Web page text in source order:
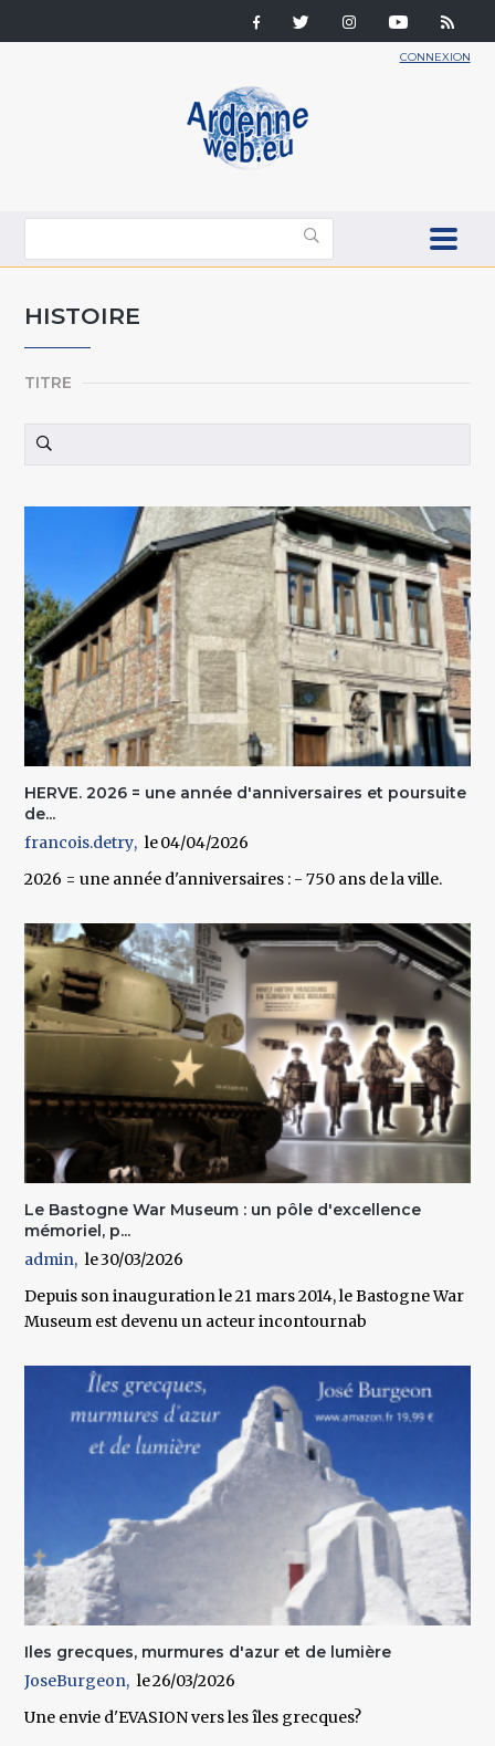
CONNEXION
HISTOIRE
TITRE
HERVE. 2026 = une année d'anniversaires et poursuite
de...
francois.detry
04/04/2026
2026 = une année d'anniversaires : - 750 ans de la ville.
Le Bastogne War Museum : un pôle d'excellence
mémoriel, p...
admin
30/03/2026
Depuis son inauguration le 21 mars 2014, le Bastogne War
Museum est devenu un acteur incontournab
Iles grecques, murmures d'azur et de lumière
JoseBurgeon
26/03/2026
Une envie d'EVASION vers les îles grecques?